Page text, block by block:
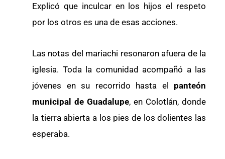
Explicó que inculcar en los hijos el respeto
por los otros es una de esas acciones.
Las notas del mariachi resonaron afuera de la
iglesia. Toda la comunidad acompañó a las
jóvenes en su recorrido hasta el panteón
municipal de Guadalupe, en Colotlán, donde
la tierra abierta a los pies de los dolientes las
esperaba.